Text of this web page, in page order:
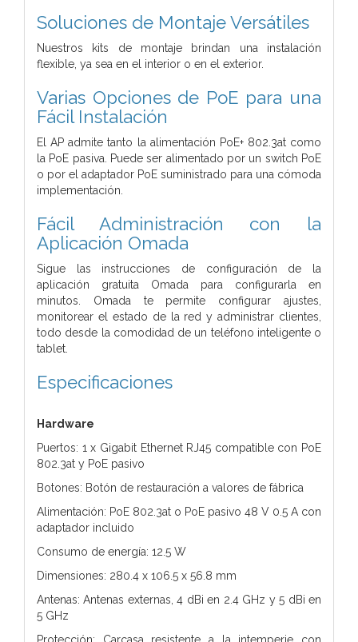
Soluciones de Montaje Versátiles
Nuestros kits de montaje brindan una instalación
flexible, ya sea en el interior o en el exterior.
Varias Opciones de PoE para una
Fácil Instalación
El AP admite tanto la alimentación PoE+ 802.3at como
la PoE pasiva. Puede ser alimentado por un switch PoE
o por el adaptador PoE suministrado para una cómoda
implementación.
Fácil Administración con la
Aplicación Omada
Sigue las instrucciones de configuración de la
aplicación gratuita Omada para configurarla en
minutos. Omada te permite configurar ajustes,
monitorear el estado de la red y administrar clientes,
todo desde la comodidad de un teléfono inteligente o
tablet.
Especificaciones
Hardware
Puertos: 1 x Gigabit Ethernet RJ45 compatible con PoE
802.3at y PoE pasivo
Botones: Botón de restauración a valores de fábrica
Alimentación: PoE 802.3at o PoE pasivo 48 V 0.5 A con
adaptador incluido
Consumo de energía: 12.5 W
Dimensiones: 280.4 x 106.5 x 56.8 mm
Antenas: Antenas externas, 4 dBi en 2.4 GHz y 5 dBi en
5 GHz
Protección: Carcasa resistente a la intemperie con